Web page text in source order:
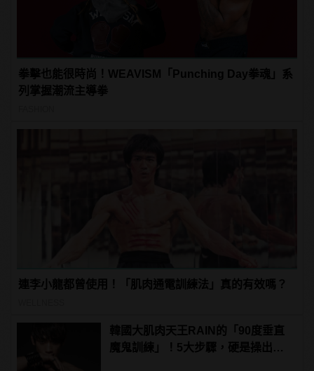
拳擊也能很時尚！WEAVISM「Punching Day拳魂」系
列掌握潮流主導拳
連李小龍都曾使用！「肌肉通電訓練法」真的有效嗎？
韓國大肌肉天王RAIN的「90度垂直
魔鬼訓練」！5大步驟，硬是操出你